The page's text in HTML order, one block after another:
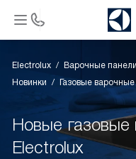
Electrolux Варочные панели
Новинки
Газовые
Новые газовые
Electrolux